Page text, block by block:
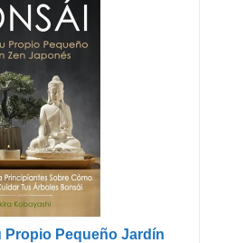
Propio Pequeño Jardín